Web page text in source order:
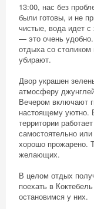
13:00, нас без
были готовы, и не
чистые, вода идет
— это очень
отдыха со
убирают.
Двор украшен
атмосферу
Вечером включают
настоящему уютно.
территории
самостоятельно
хорошо прожарено.
желающих.
В целом отдых
поехать в
остановимся у них.